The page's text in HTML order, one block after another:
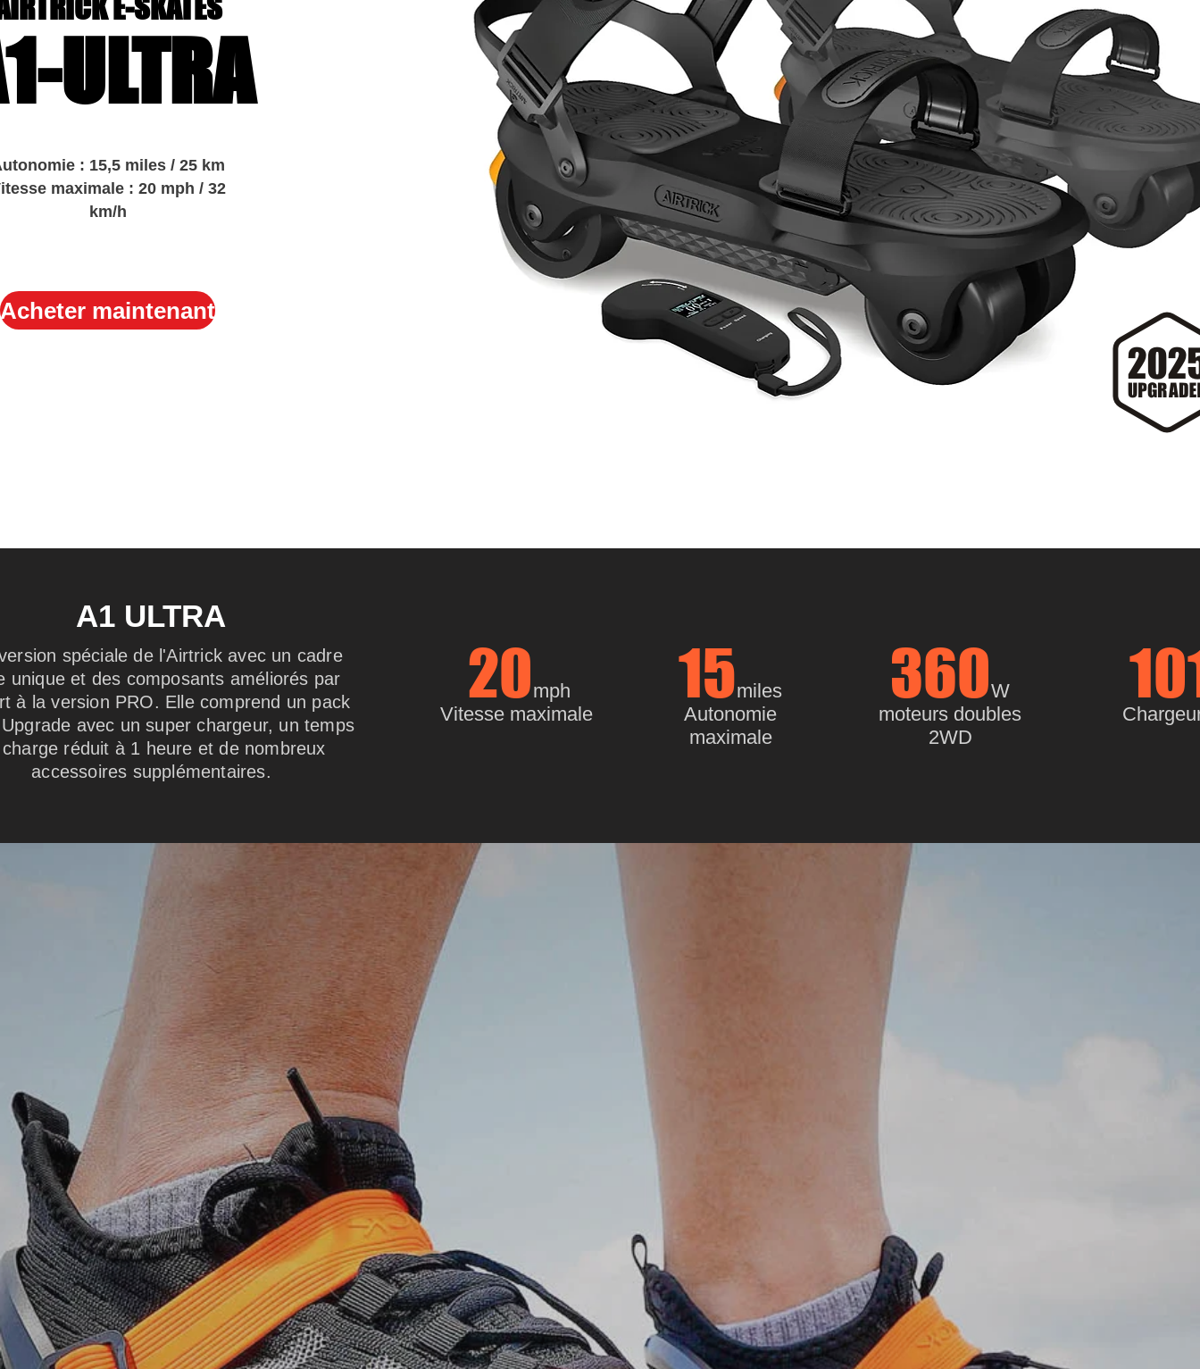
E-SKATES
ULTRA
: 15,5 miles / 25 km
maximale : 20 mph / 32
km/h
Acheter maintenant
A1 ULTRA
spéciale de l'Airtrick avec un cadre
unique et des composants améliorés par
à la version PRO. Elle comprend un pack
avec un super chargeur, un temps
réduit à 1 heure et de nombreux
accessoires supplémentaires.
20mph
Vitesse maximale
15miles
Autonomie
maximale
360W
moteurs doubles
2WD